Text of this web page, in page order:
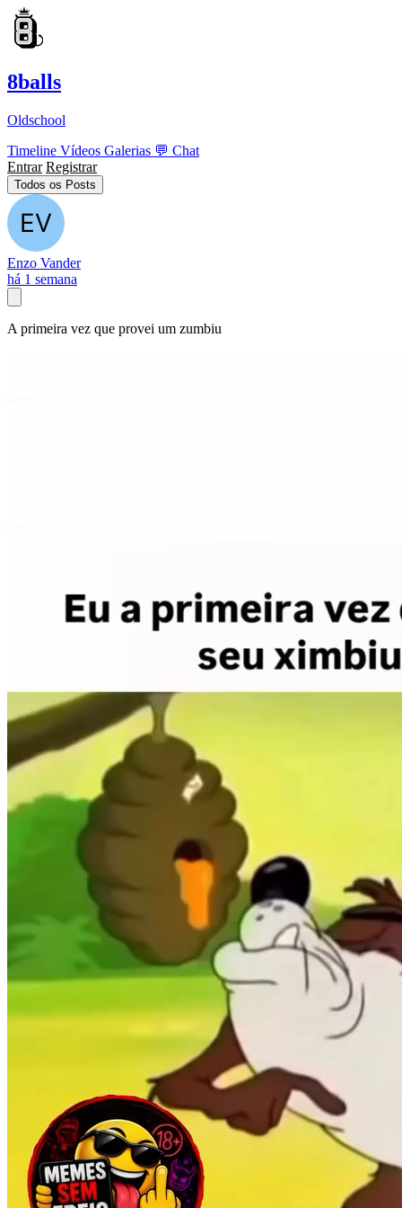
8balls
Oldschool
Timeline Vídeos Galerias 💬 Chat
Entrar Registrar
Todos os Posts
Enzo Vander
há 1 semana
A primeira vez que provei um zumbiu